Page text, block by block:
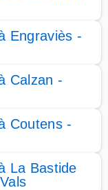
Engraviès -
Calzan -
Coutens -
La Bastide